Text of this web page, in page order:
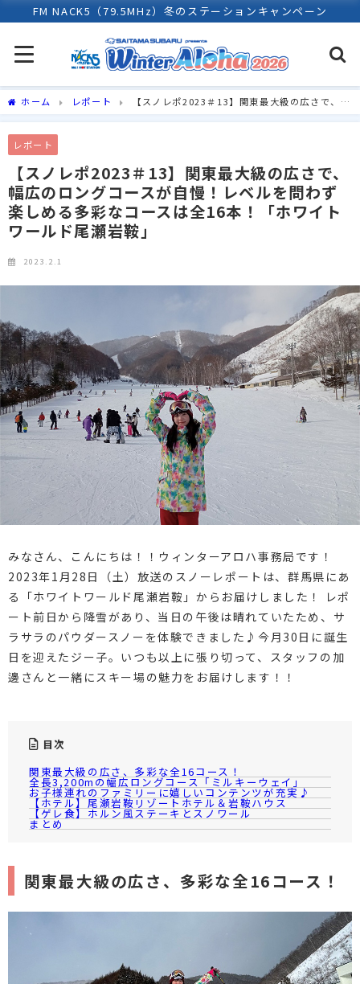
FM NACK5（79.5MHz）冬のステーションキャンペーン
ホーム レポート
【スノレポ2023＃13】関東最大級の広さで、幅
本！「ホワイトワールド尾瀬岩鞍」
レポート
【スノレポ2023＃13】関東最大級の広さで、
幅広のロングコースが自慢！レベルを問わず
楽しめる多彩なコースは全16本！「ホワイト
ワールド尾瀬岩鞍」
2023.2.1
みなさん、こんにちは！！ウィンターアロハ事務局です！
2023年1月28日（土）放送のスノーレポートは、群馬県にあ
る「ホワイトワールド尾瀬岩鞍」からお届けしました！ レポ
ート前日から降雪があり、当日の午後は晴れていたため、サ
ラサラのパウダースノーを体験できました♪今月30日に誕生
日を迎えたジー子。いつも以上に張り切って、スタッフの加
邊さんと一緒にスキー場の魅力をお届けします！！
目次
関東最大級の広さ、多彩な全16コース！
全長3,200mの幅広ロングコース「ミルキーウェイ」
お子様連れのファミリーに嬉しいコンテンツが充実♪
【ホテル】尾瀬岩鞍リゾートホテル＆岩鞍ハウス
【ゲレ食】ホルン風ステーキとスノワール
まとめ
関東最大級の広さ、多彩な全16コース！